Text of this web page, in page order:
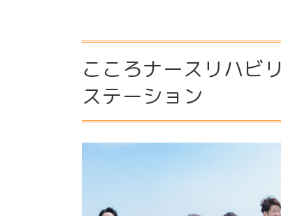
こころナースリハビリ
ステーション